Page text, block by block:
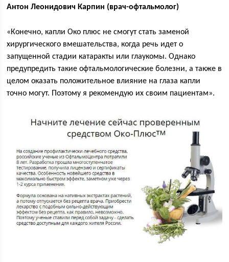
Антон Леонидович Карпин (врач-офтальмолог)
«Конечно, капли Око плюс не смогут стать заменой
хирургического вмешательства, когда речь идет о
запущенной стадии катаракты или глаукомы. Однако
предупредить такие офтальмологические болезни, а также в
целом оказать положительное влияние на глаза капли
точно могут. Поэтому я рекомендую их своим пациентам».